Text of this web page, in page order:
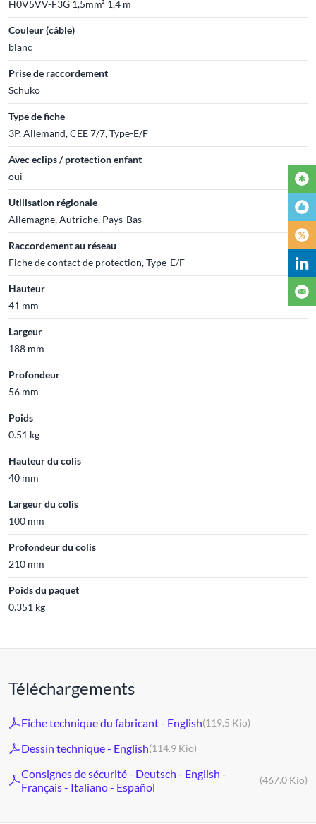
H0V5VV-F3G 1,5mm² 1,4 m
Couleur (câble)
blanc
Prise de raccordement
Schuko
Type de fiche
3P. Allemand, CEE 7/7, Type-E/F
Avec eclips / protection enfant
oui
Utilisation régionale
Allemagne, Autriche, Pays-Bas
Raccordement au réseau
Fiche de contact de protection, Type-E/F
Hauteur
41 mm
Largeur
188 mm
Profondeur
56 mm
Poids
0.51 kg
Hauteur du colis
40 mm
Largeur du colis
100 mm
Profondeur du colis
210 mm
Poids du paquet
0.351 kg
Téléchargements
Fiche technique du fabricant - English(119.5 Kio)
Dessin technique - English(114.9 Kio)
Consignes de sécurité - Deutsch - English -
Français - Italiano - Español
(467.0 Kio)